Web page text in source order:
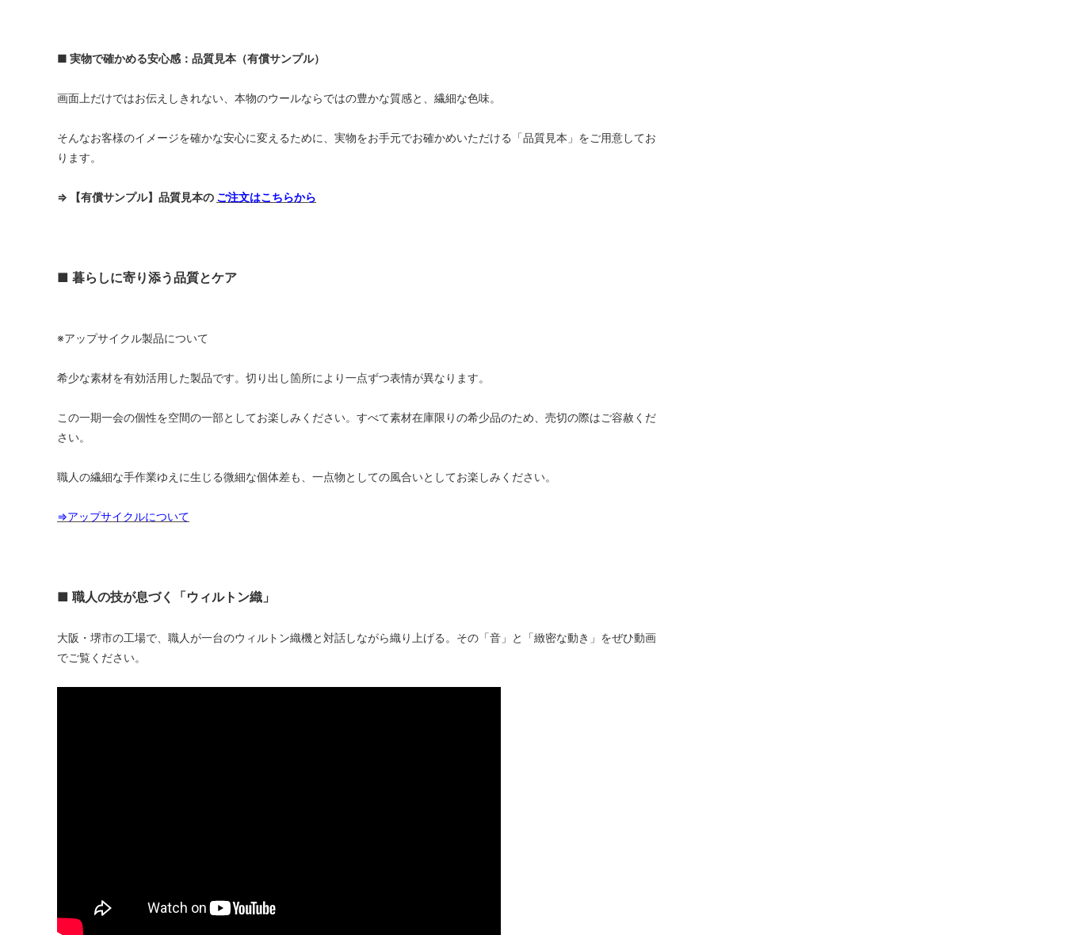
■ 実物で確かめる安心感：品質見本（有償サンプル）
画面上だけではお伝えしきれない、本物のウールならではの豊かな質感と、繊細な色味。
そんなお客様のイメージを確かな安心に変えるために、実物をお手元でお確かめいただける「品質見本」をご用意してお
ります。
⇒ 【有償サンプル】品質見本の ご注文はこちらから
■ 暮らしに寄り添う品質とケア
※アップサイクル製品について
希少な素材を有効活用した製品です。切り出し箇所により一点ずつ表情が異なります。
この一期一会の個性を空間の一部としてお楽しみください。すべて素材在庫限りの希少品のため、売切の際はご容赦くだ
さい。
職人の繊細な手作業ゆえに生じる微細な個体差も、一点物としての風合いとしてお楽しみください。
⇒アップサイクルについて
■ 職人の技が息づく「ウィルトン織」
大阪・堺市の工場で、職人が一台のウィルトン織機と対話しながら織り上げる。その「音」と「緻密な動き」をぜひ動画
でご覧ください。